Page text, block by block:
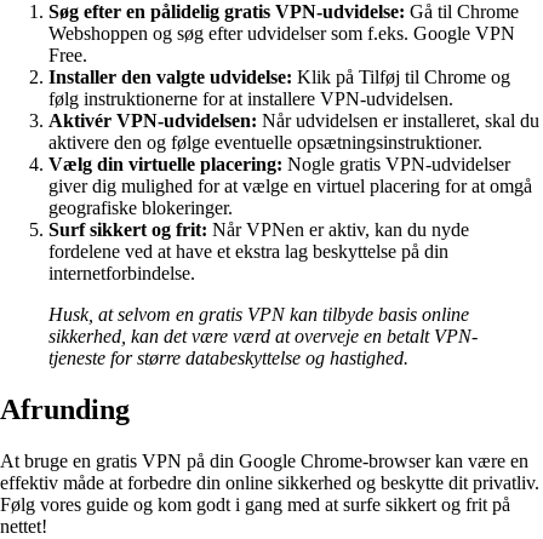
Søg efter en pålidelig gratis VPN-udvidelse: Gå til Chrome
Webshoppen og søg efter udvidelser som f.eks. Google VPN
Free.
Installer den valgte udvidelse: Klik på Tilføj til Chrome og
følg instruktionerne for at installere VPN-udvidelsen.
Aktivér VPN-udvidelsen: Når udvidelsen er installeret, skal du
aktivere den og følge eventuelle opsætningsinstruktioner.
Vælg din virtuelle placering: Nogle gratis VPN-udvidelser
giver dig mulighed for at vælge en virtuel placering for at omgå
geografiske blokeringer.
Surf sikkert og frit: Når VPNen er aktiv, kan du nyde
fordelene ved at have et ekstra lag beskyttelse på din
internetforbindelse.
Husk, at selvom en gratis VPN kan tilbyde basis online
sikkerhed, kan det være værd at overveje en betalt VPN-
tjeneste for større databeskyttelse og hastighed.
Afrunding
At bruge en gratis VPN på din Google Chrome-browser kan være en
effektiv måde at forbedre din online sikkerhed og beskytte dit privatliv.
Følg vores guide og kom godt i gang med at surfe sikkert og frit på
nettet!